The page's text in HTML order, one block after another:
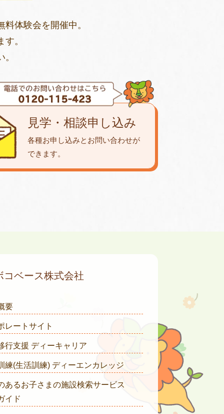
体験会を開催中。
。
見学・相談申し込み
各種お申し込みとお問い合わせが
できます。
コベース株式会社
要
レートサイト
行支援 ディーキャリア
練(生活訓練) ディーエンカレッジ
あるお子さまの施設検索サービス
イド